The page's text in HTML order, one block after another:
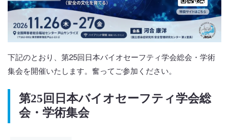
下記のとおり、第25回日本バイオセーフティ学会総会・学術
集会を開催いたします。奮ってご参加ください。
第25回日本バイオセーフティ学会総
会・学術集会